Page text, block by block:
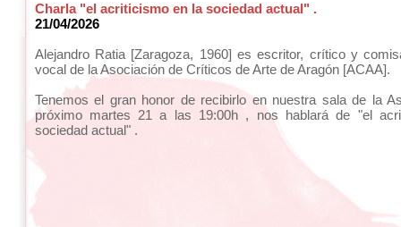
Charla "el acriticismo en la sociedad actual" .
21/04/2026
Alejandro Ratia [Zaragoza, 1960] es escritor, crítico y
vocal de la Asociación de Críticos de Arte de Aragón [ACAA].
Tenemos el gran honor de recibirlo en nuestra sala de la
próximo martes 21 a las 19:00h , nos hablará de "el
sociedad actual" .